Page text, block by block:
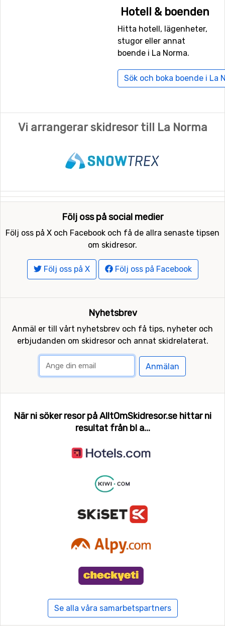
Grenoble Saint Geoirs , Lyon som har
ett avstånd på 108 kilometer till La Norma.
Närmaste skidorter till La Norma
kilometer från La Norma ligger
Valfrejus. Andra skidorter
(5 kilometer) ochVal Thorens
Hotell & boenden
Hitta hotell, lägenheter,
stugor eller annat
boende i La Norma.
Sök och boka boende i La
Vi arrangerar skidresor till La Norma
Följ oss på social medier
Följ oss på X och Facebook och få de allra senaste tipsen
om skidresor.
Följ oss på X Följ oss på Facebook
Nyhetsbrev
Anmäl er till vårt nyhetsbrev och få tips, nyheter och
erbjudanden om skidresor och annat skidrelaterat.
Anmälan
När ni söker resor på AlltOmSkidresor.se hittar ni
resultat från bl a...
Se alla våra samarbetspartners